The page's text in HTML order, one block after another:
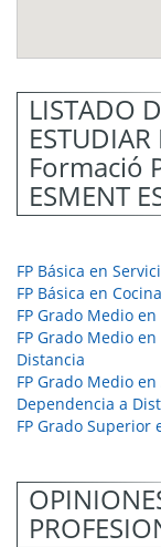
LISTADO
Formació
ESMENT
FP Básica en
FP Básica en
FP Grado Medio
FP Grado Medio
Distancia
FP Grado Medio
Dependencia a
FP Grado Superior